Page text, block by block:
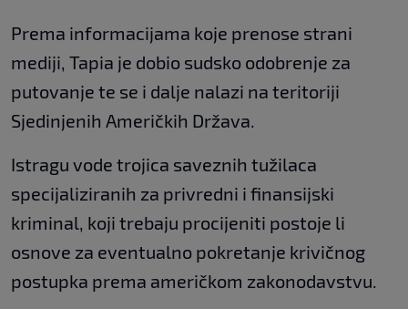
Prema informacijama koje prenose strani
mediji, Tapia je dobio sudsko odobrenje za
putovanje te se i dalje nalazi na teritoriji
Sjedinjenih Američkih Država.
Istragu vode trojica saveznih tužilaca
specijaliziranih za privredni i finansijski
kriminal, koji trebaju procijeniti postoje li
osnove za eventualno pokretanje krivičnog
postupka prema američkom zakonodavstvu.